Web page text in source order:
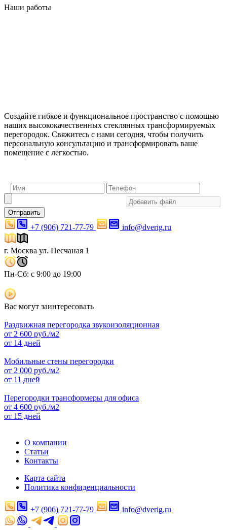
Наши работы
Создайте гибкое и функциональное пространство с помощью
наших высококачественных стеклянных трансформируемых
перегородок. Свяжитесь с нами сегодня, чтобы получить
персональную консультацию и трансформировать ваше
помещение с легкостью.
Отправить
+7 (906) 721-77-79 info@dverig.ru
г. Москва ул. Песчаная 1
Пн-Сб: с 9:00 до 19:00
Вас могут заинтересовать
Раздвижная перегородка звукоизоляционная
от 2 600 руб./м2
от 14 дней
Мобильные стены перегородки
от 2 000 руб./м2
от 11 дней
Перегородки трансформеры для офиса
от 4 600 руб./м2
от 15 дней
О компании
Статьи
Контакты
Карта сайта
Политика конфиденциальности
+7 (906) 721-77-79 info@dverig.ru